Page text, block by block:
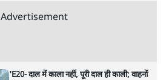
Advertisement
'E20- दाल में काला नहीं, पूरी दाल ही काली; वाहनों